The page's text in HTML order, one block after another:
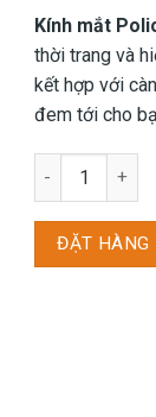
Kính mắt
thời trang và
kết hợp với
đem tới cho
Kính Mắt
ĐẶT HÀNG